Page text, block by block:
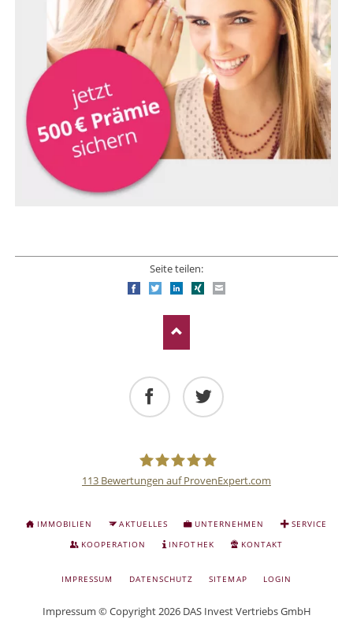
Seite teilen:
FacebookTwitterLinkedIn
Xing
Anlage
und
113 Bewertungen auf ProvenExpert.com
NAVIGATION
ÜBERSPRINGEN
IMMOBILIEN AKTUELLES UNTERNEHMEN
SERVICE
KOOPERATION
INFOTHEK KONTAKT
NAVIGATION
IMPRESSUM DATENSCHUTZ SITEMAP LOGIN
Impressum © Copyright 2026 DAS Invest Vertriebs GmbH